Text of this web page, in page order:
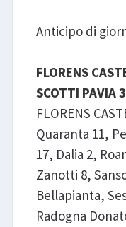
Anticipo di
FLORENS
SCOTTI
FLORENS
Quaranta 11,
17, Dalia 2,
Zanotti 8,
Bellapianta,
Radogna